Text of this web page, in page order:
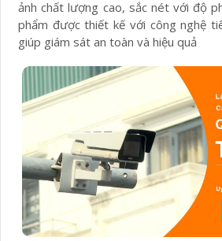
ảnh chất lượng cao, sắc nét với độ
phẩm được thiết kế với công nghệ
giúp giám sát an toàn và hiệu quả